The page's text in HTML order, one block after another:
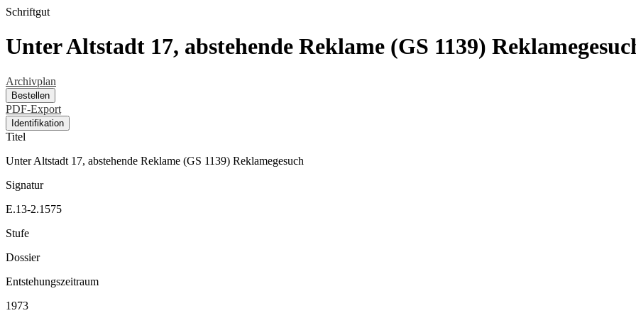
Schriftgut
Unter Altstadt 17, abstehende Reklame (GS 1139)
Archivplan
Bestellen
PDF-Export
Identifikation
Titel
Unter Altstadt 17, abstehende Reklame (GS 1139) Reklamegesuch
Signatur
E.13-2.1575
Stufe
Dossier
Entstehungszeitraum
1973